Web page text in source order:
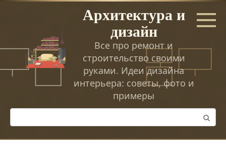
Перейти
Архитектура и
дизайн
Все про ремонт и
строительство своими
руками. Идеи дизайна
интерьера: советы, фото и
примеры
Поиск: